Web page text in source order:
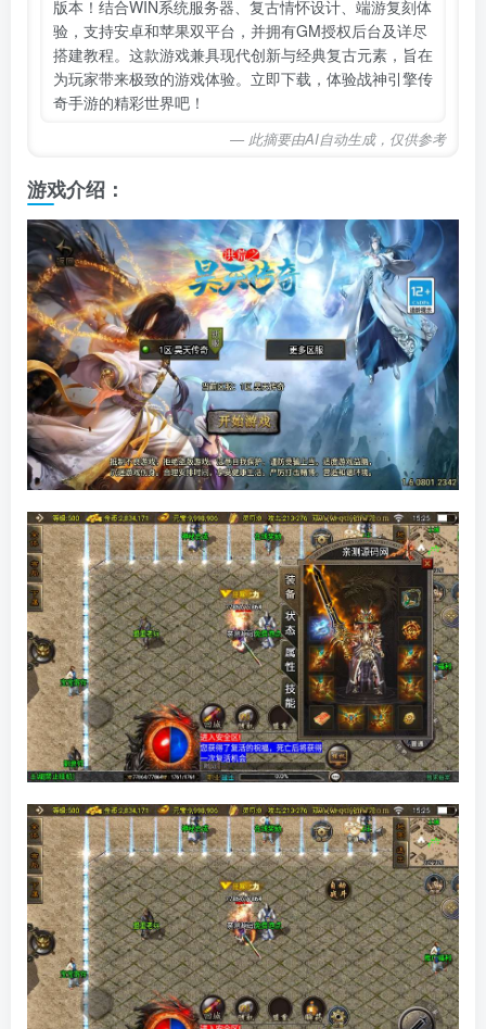
版本！结合WIN系统服务器、复古情怀设计、端游复刻体
验，支持安卓和苹果双平台，并拥有GM授权后台及详尽
搭建教程。这款游戏兼具现代创新与经典复古元素，旨在
为玩家带来极致的游戏体验。立即下载，体验战神引擎传
奇手游的精彩世界吧！
— 此摘要由AI自动生成，仅供参考
游戏介绍：